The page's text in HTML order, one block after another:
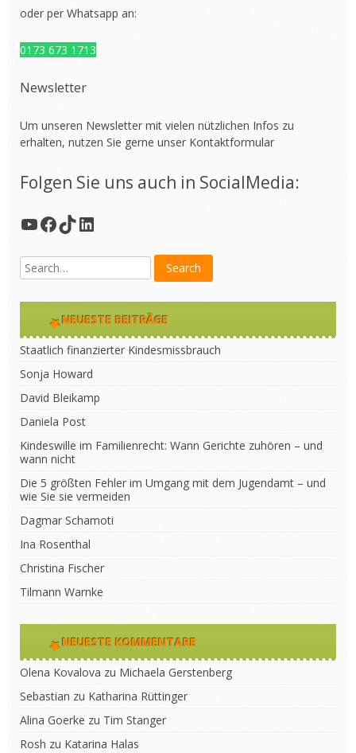
oder per Whatsapp an:
0173 673 1713
Newsletter
Um unseren Newsletter mit vielen nützlichen Infos zu
erhalten, nutzen Sie gerne unser Kontaktformular
Folgen Sie uns auch in SocialMedia:
YouTube
Facebook
TikTok
LinkedIn
NEUESTE BEITRÄGE
Staatlich finanzierter Kindesmissbrauch
Sonja Howard
David Bleikamp
Daniela Post
Kindeswille im Familienrecht: Wann Gerichte zuhören – und
wann nicht
Die 5 größten Fehler im Umgang mit dem Jugendamt – und
wie Sie sie vermeiden
Dagmar Schamoti
Ina Rosenthal
Christina Fischer
Tilmann Warnke
NEUESTE KOMMENTARE
Olena Kovalova zu Michaela Gerstenberg
Sebastian zu Katharina Rüttinger
Alina Goerke zu Tim Stanger
Rosh zu Katarina Halas